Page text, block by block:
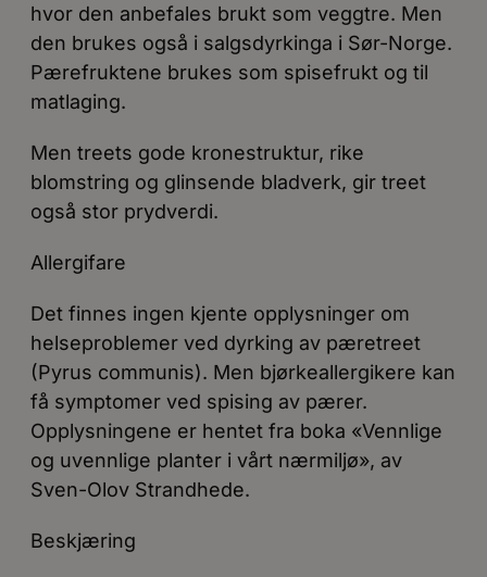
hvor den anbefales brukt som veggtre. Men
den brukes også i salgsdyrkinga i Sør-Norge.
Pærefruktene brukes som spisefrukt og til
matlaging.
Men treets gode kronestruktur, rike
blomstring og glinsende bladverk, gir treet
også stor prydverdi.
Allergifare
Det finnes ingen kjente opplysninger om
helseproblemer ved dyrking av pæretreet
(Pyrus communis). Men bjørkeallergikere kan
få symptomer ved spising av pærer.
Opplysningene er hentet fra boka «Vennlige
og uvennlige planter i vårt nærmiljø», av
Sven-Olov Strandhede.
Beskjæring